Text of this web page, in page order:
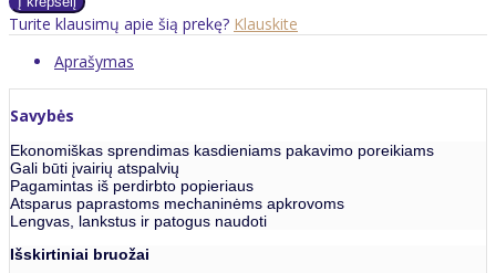
Turite klausimų apie šią prekę? Klauskite
Aprašymas
Savybės
Ekonomiškas sprendimas kasdieniams pakavimo poreikiams
Gali būti įvairių atspalvių
Pagamintas iš perdirbto popieriaus
Atsparus paprastoms mechaninėms apkrovoms
Lengvas, lankstus ir patogus naudoti
Išskirtiniai bruožai